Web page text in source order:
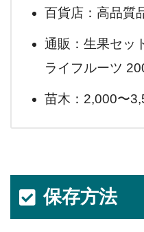
百貨店：高品質
通販：生果セッ
ライフルーツ
苗木：2,000〜
保存方法